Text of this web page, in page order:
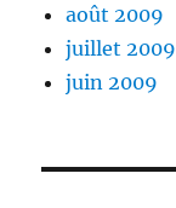
août 2009
juillet 2009
juin 2009